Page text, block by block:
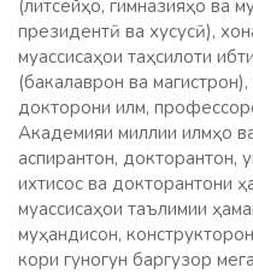
(литсейҳо, гимназияҳо ва
президентӣ ва хусусӣ),
муассисаҳои таҳсилоти
(бакалаврон ва
докторони илм,
Академияи миллии илмҳо
аспирантон, докторантон,
ихтисос ва докторантони
муассисаҳои таълимии
муҳандисон,
кори гуногун баргузор